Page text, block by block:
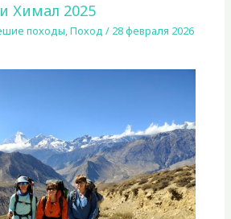
Химал 2025
походы,Поход / 28 февраля 2026